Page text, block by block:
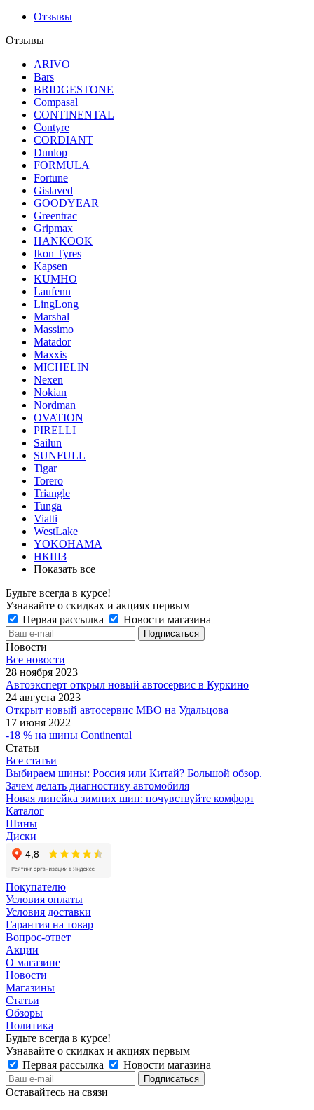
Отзывы
Отзывы
ARIVO
Bars
BRIDGESTONE
Compasal
CONTINENTAL
Contyre
CORDIANT
Dunlop
FORMULA
Fortune
Gislaved
GOODYEAR
Greentrac
Gripmax
HANKOOK
Ikon Tyres
Kapsen
KUMHO
Laufenn
LingLong
Marshal
Massimo
Matador
Maxxis
MICHELIN
Nexen
Nokian
Nordman
OVATION
PIRELLI
Sailun
SUNFULL
Tigar
Torero
Triangle
Tunga
Viatti
WestLake
YOKOHAMA
НКШЗ
Показать все
Будьте всегда в курсе!
Узнавайте о скидках и акциях первым
Первая рассылка
Новости магазина
Новости
Все новости
28 ноября 2023
Автоэксперт открыл новый автосервис в Куркино
24 августа 2023
Открыт новый автосервис МВО на Удальцова
17 июня 2022
-18 % на шины Continental
Статьи
Все статьи
Выбираем шины: Россия или Китай? Большой обзор.
Зачем делать диагностику автомобиля
Новая линейка зимних шин: почувствуйте комфорт
Каталог
Шины
Диски
Покупателю
Условия оплаты
Условия доставки
Гарантия на товар
Вопрос-ответ
Акции
О магазине
Новости
Магазины
Статьи
Обзоры
Политика
Будьте всегда в курсе!
Узнавайте о скидках и акциях первым
Первая рассылка
Новости магазина
Оставайтесь на связи